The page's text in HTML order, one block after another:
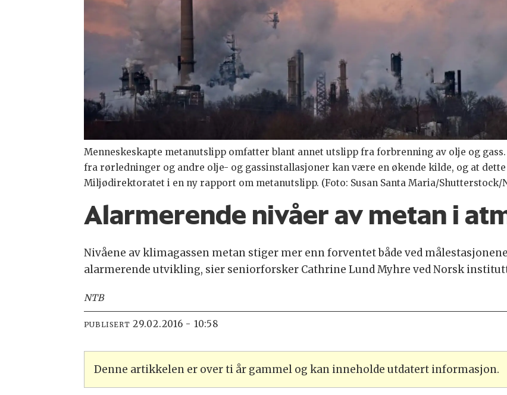
Menneskeskapte metanutslipp omfatter blant annet utslipp fra forbrenning av olje og
fra rørledninger og andre olje- og gassinstallasjoner kan være en økende kilde, og at
Miljødirektoratet i en ny rapport om metanutslipp. (Foto: Susan Santa Maria/Shutterstock/
Alarmerende nivåer av metan i
Nivåene av klimagassen metan stiger mer enn forventet både ved
alarmerende utvikling, sier seniorforsker Cathrine Lund Myhre ved Norsk
NTB
PUBLISERT 29.02.2016 - 10:58
Denne artikkelen er over ti år gammel og kan inneholde utdatert informasjon.